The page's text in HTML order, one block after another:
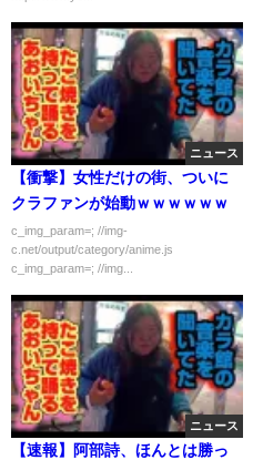
ニュース
【衝撃】女性だけの街、ついに
クラファンが始動ｗｗｗｗｗｗ
c_img_param=; //img-
c.net/output/category/anime.js
c_img_param=; //img...
ニュース
【速報】阿部詩、ほんとは勝っ